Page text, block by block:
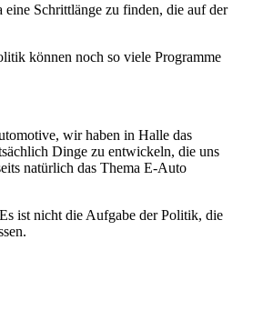
Schrittlänge zu finden, die auf der
können noch so viele Programme
wir haben in Halle das
Dinge zu entwickeln, die uns
natürlich das Thema E-Auto
ist nicht die Aufgabe der Politik, die